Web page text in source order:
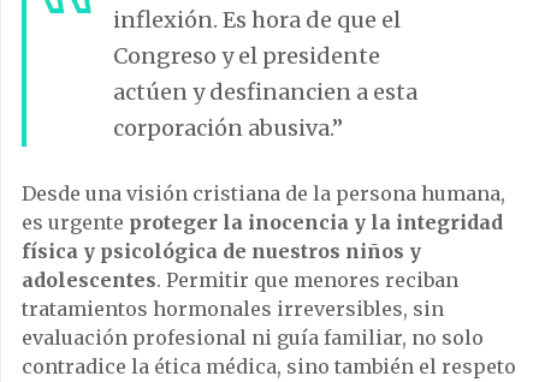
inflexión. Es hora de que el
Congreso y el presidente
actúen y desfinancien a esta
corporación abusiva.”
Desde una visión cristiana de la persona humana,
es urgente proteger la inocencia y la integridad
física y psicológica de nuestros niños y
adolescentes. Permitir que menores reciban
tratamientos hormonales irreversibles, sin
evaluación profesional ni guía familiar, no solo
contradice la ética médica, sino también el respeto